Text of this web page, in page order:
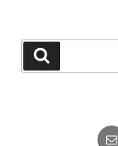
חיפוש
אימייל